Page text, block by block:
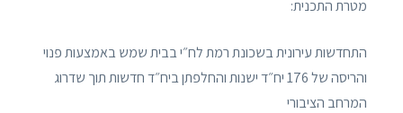
מטרת התכנית:
התחדשות עירונית בשכונת רמת לח״י בבית שמש באמצעות פנוי
והריסה של 176 יח״ד ישנות והחלפתן ביח״ד חדשות תוך שדרוג
המרחב הציבורי